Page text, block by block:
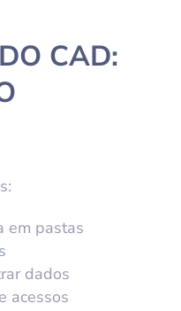
CAD:
em pastas
dados
acessos